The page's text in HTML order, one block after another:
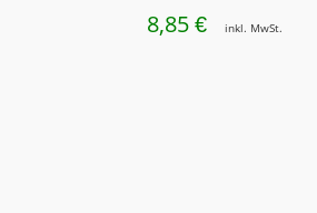
8,85 € inkl. MwSt.